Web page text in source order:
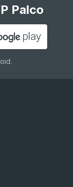
Palco